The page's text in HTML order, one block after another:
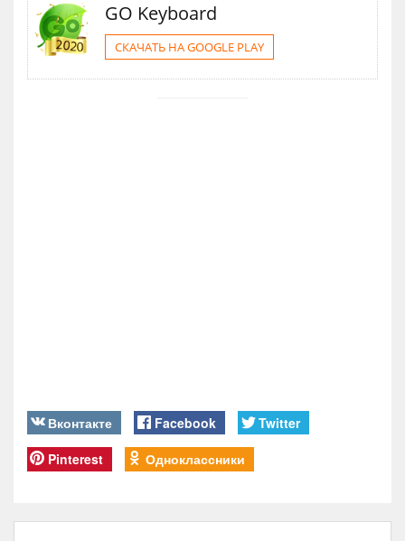
GO Keyboard
СКАЧАТЬ НА GOOGLE PLAY
Вконтакте Facebook Twitter
Pinterest Одноклассники